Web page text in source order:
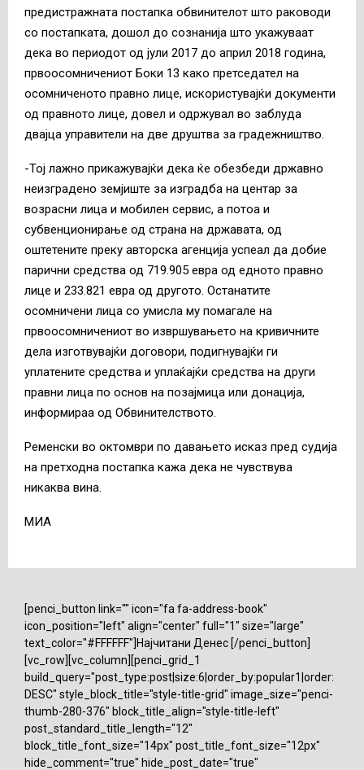
предистражната постапка обвинителот што раководи
со постапката, дошол до сознанија што укажуваат
дека во периодот од јули 2017 до април 2018 година,
првоосомничениот Боки 13 како претседател на
осомниченото правно лице, искористувајќи документи
од правното лице, довел и одржувал во заблуда
двајца управители на две друштва за градежништво.
-Тој лажно прикажувајќи дека ќе обезбеди државно
неизградено земјиште за изградба на центар за
возрасни лица и мобилен сервис, а потоа и
субвенционирање од страна на државата, од
оштетените преку авторска агенција успеал да добие
парични средства од 719.905 евра од едното правно
лице и 233.821 евра од другото. Останатите
осомничени лица со умисла му помагале на
првоосомничениот во извршувањето на кривичните
дела изготвувајќи договори, подигнувајќи ги
уплатените средства и уплаќајќи средства на други
правни лица по основ на позајмица или донација,
информираа од Обвинителството.
Ременски во октомври по давањето исказ пред судија
на претходна постапка кажа дека не чувствува
никаква вина.
MИА
[penci_button link="" icon="fa fa-address-book"
icon_position="left" align="center" full="1" size="large"
text_color="#FFFFFF"]Најчитани Денес [/penci_button]
[vc_row][vc_column][penci_grid_1
build_query="post_type:post|size:6|order_by:popular1|order:
DESC" style_block_title="style-title-grid" image_size="penci-
thumb-280-376" block_title_align="style-title-left"
post_standard_title_length="12"
block_title_font_size="14px" post_title_font_size="12px"
hide_comment="true" hide_post_date="true"